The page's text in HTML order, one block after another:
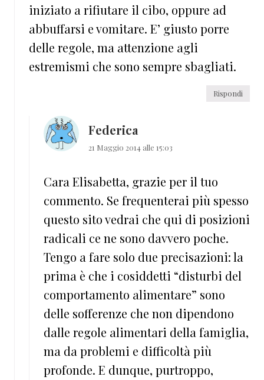
iniziato a rifiutare il cibo, oppure ad
abbuffarsi e vomitare. E’ giusto porre
delle regole, ma attenzione agli
estremismi che sono sempre sbagliati.
Rispondi
Federica
21 Maggio 2014 alle 15:03
Cara Elisabetta, grazie per il tuo
commento. Se frequenterai più spesso
questo sito vedrai che qui di posizioni
radicali ce ne sono davvero poche.
Tengo a fare solo due precisazioni: la
prima è che i cosiddetti “disturbi del
comportamento alimentare” sono
delle sofferenze che non dipendono
dalle regole alimentari della famiglia,
ma da problemi e difficoltà più
profonde. E dunque, purtroppo,